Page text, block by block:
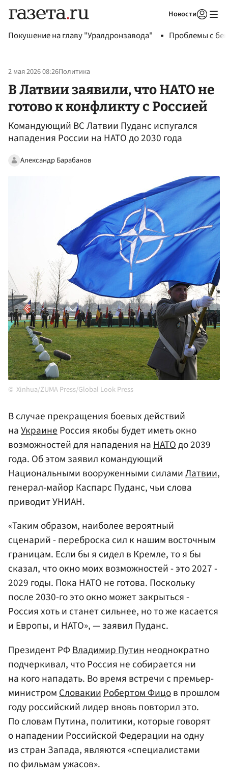
Новости
Покушение на главу "Уралдронзавода" Проблемы с
2 мая 2026 08:26Политика
В Латвии заявили, что НАТО не
готово к конфликту с Россией
Командующий ВС Латвии Пуданс испугался
нападения России на НАТО до 2030 года
Александр Барабанов
Xinhua/ZUMA Press/Global Look Press
В случае прекращения боевых действий
наУкраинеРоссия якобы будет иметь окно
возможностей для нападения наНАТОдо 2039
года. Об этом заявил командующий
Национальными вооруженными силамиЛатвии,
генерал-майор Каспарс Пуданс, чьи слова
приводит УНИАН.
«Таким образом, наиболее вероятный
сценарий - переброска сил к нашим восточным
границам. Если бы я сидел в Кремле, то я бы
сказал, что окно моих возможностей - это 2027 -
2029 годы. Пока НАТО не готова. Поскольку
после 2030-го это окно может закрыться -
Россия хоть и станет сильнее, но то же касается
и Европы, и НАТО», — заявил Пуданс.
Президент РФВладимир Путин неоднократно
подчеркивал, что Россия не собирается ни
на кого нападать. Во время встречи с премьер-
министром Словакии Робертом Фицов прошлом
году российский лидер вновь повторил это.
По словам Путина, политики, которые говорят
о нападении Российской Федерации на одну
из стран Запада, являются «специалистами
по фильмам ужасов».